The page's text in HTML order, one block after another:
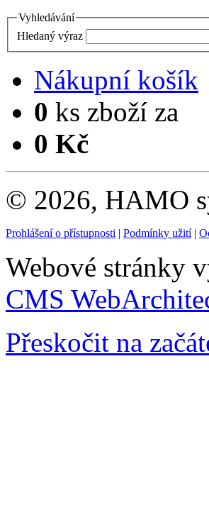
Vyhledávání
Hledaný výraz
Nákupní košík
0 ks zboží za
0 Kč
© 2026, HAMO
Prohlášení o přístupnosti | Podmínky užití|
Webové stránky
CMS
Přeskočit na